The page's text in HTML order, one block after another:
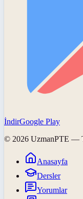
İndirGoogle Play
© 2026 UzmanPTE —
Anasayfa
Dersler
Yorumlar